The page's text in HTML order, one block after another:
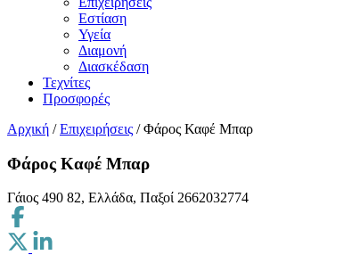
Εστίαση
Υγεία
Διαμονή
Διασκέδαση
Τεχνίτες
Προσφορές
Αρχική / Επιχειρήσεις / Φάρος Καφέ Μπαρ
Φάρος Καφέ Μπαρ
Γάιος 490 82, Ελλάδα, Παξοί 2662032774